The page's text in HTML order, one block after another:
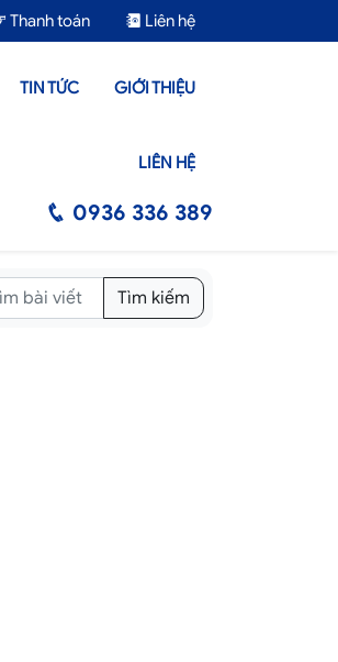
Thanh toán Liên hệ
TIN TỨC GIỚI THIỆU
LIÊN HỆ
0936 336 389
Tìm kiếm